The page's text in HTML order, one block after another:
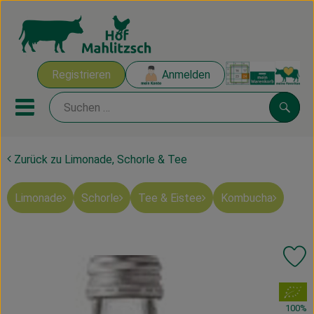
Registrieren Anmelden
Mobiles Menu öffnen oder
Ökokisten
Mahlitzscher Produkte
Obst & Gemüse
Zurück zu Limonade, Schorle & Tee
Limonade Schorle Tee & Eistee Kombucha
, Verband:
100%